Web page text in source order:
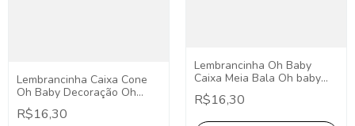
Lembrancinha Caixa Cone
Oh Baby Decoração Oh
Baby Azul Pct C/10
Lembrancinha Chá de Bebê
R$16,30
Lembrancinha Oh Baby
Caixa Meia Bala Oh baby
Pct C/10 Chá de Bebê
Menino Decoração Oh Baby
R$16,30